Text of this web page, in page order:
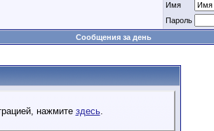
Имя
Пароль
Сообщения за день
нажмите здесь.